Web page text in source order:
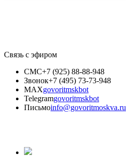
Связь с эфиром
СМС+7 (925) 88-88-948
Звонок+7 (495) 73-73-948
MAXgovoritmskbot
Telegramgovoritmskbot
Письмоinfo@govoritmoskva.ru